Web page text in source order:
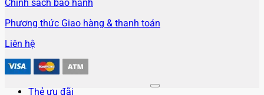
Chính sách bảo hành
Phương thức Giao hàng & thanh toán
Liên hệ
Thẻ ưu đãi